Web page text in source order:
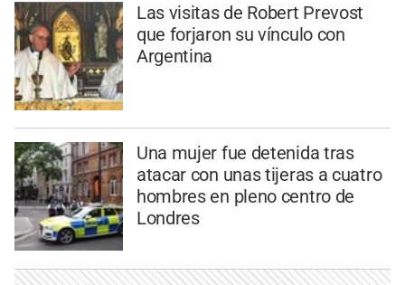
Las visitas de Robert Prevost
que forjaron su vínculo con
Argentina
Una mujer fue detenida tras
atacar con unas tijeras a cuatro
hombres en pleno centro de
Londres